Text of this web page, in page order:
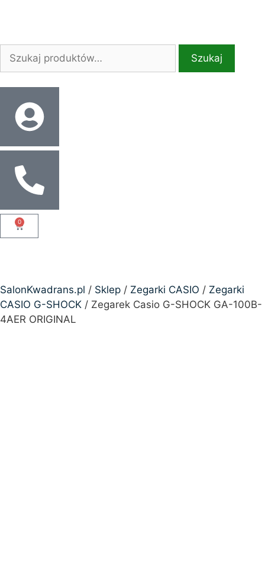
Szukaj
0
SalonKwadrans.pl / Sklep / Zegarki CASIO / Zegarki
CASIO G-SHOCK / Zegarek Casio G-SHOCK GA-100B-
4AER ORIGINAL